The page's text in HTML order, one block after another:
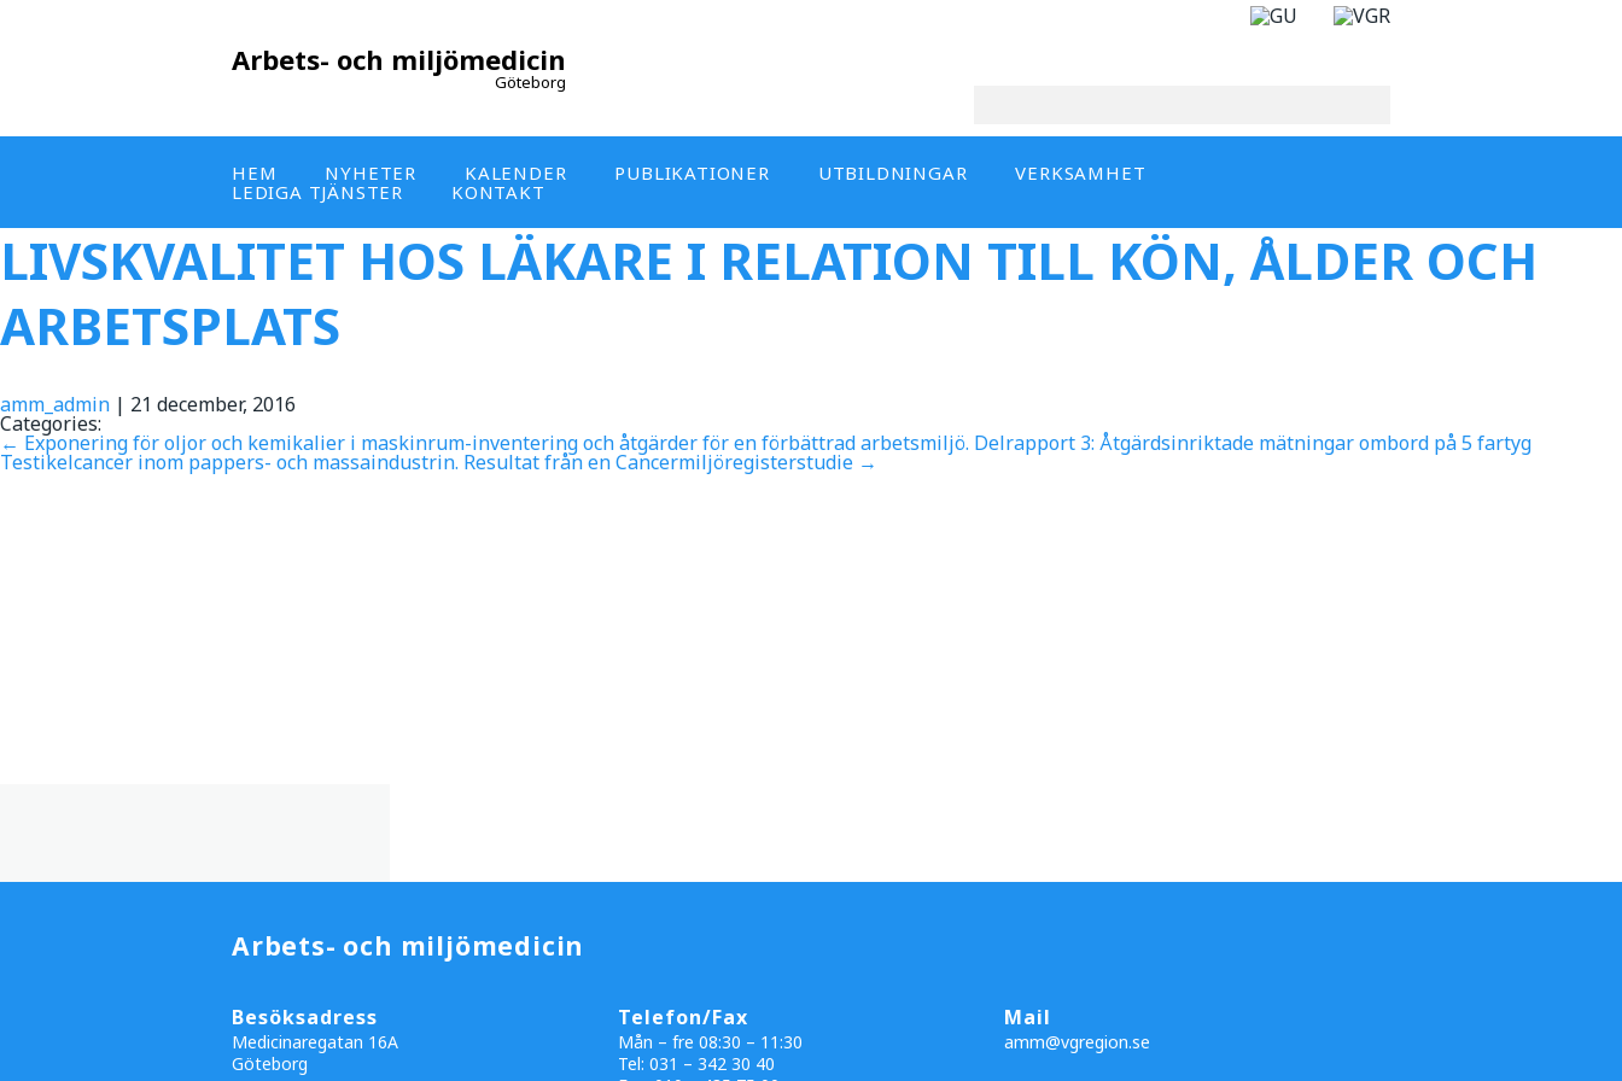
Arbets- och miljömedicin
Göteborg
HEM NYHETER KALENDER PUBLIKATIONER UTBILDNINGAR
VERKSAMHET
LEDIGA TJÄNSTER
KONTAKT
LIVSKVALITET HOS LÄKARE I RELATION TILL KÖN, ÅLDER OCH
ARBETSPLATS
amm_admin | 21 december, 2016
Categories:
← Exponering för oljor och kemikalier i maskinrum-inventering och åtgärder för en förbättrad arbetsmiljö. Delrapport 3: Åtgärdsinriktade mätningar ombord på 5 fartyg
Testikelcancer inom pappers- och massaindustrin. Resultat från en Cancermiljöregisterstudie →
Arbets- och miljömedicin
Besöksadress
Medicinaregatan 16A
Göteborg
Telefon/Fax
Mån – fre 08:30 – 11:30
Tel: 031 – 342 30 40
Mail
amm@vgregion.se